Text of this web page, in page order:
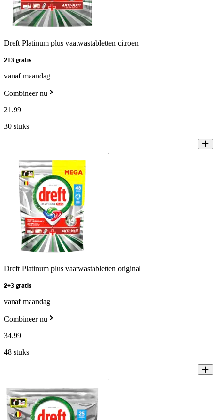
Dreft Platinum plus vaatwastabletten citroen
2+3 gratis
vanaf maandag
Combineer nu
21 .99
30 stuks
Dreft Platinum plus vaatwastabletten original
2+3 gratis
vanaf maandag
Combineer nu
34.99
48 stuks